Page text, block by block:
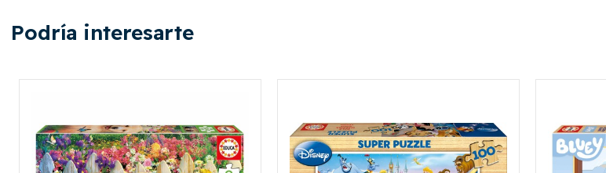
Podría interesarte